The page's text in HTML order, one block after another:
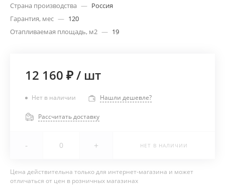
Страна производства — Россия
Гарантия, мес — 120
Отапливаемая площадь, м2 — 19
12 160 ₽/ шт
Нет в наличии Нашли дешевле?
Рассчитать доставку
- + НЕТ В НАЛИЧИИ
Цена действительна только для интернет-магазина и может
отличаться от цен в розничных магазинах